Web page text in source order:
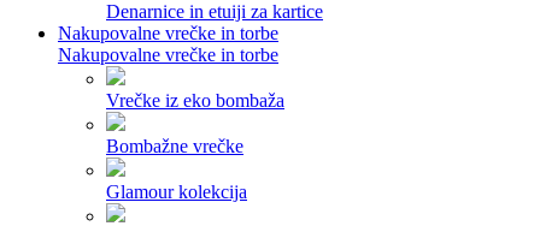
Denarnice in etuiji za kartice
Nakupovalne vrečke in torbe
Nakupovalne vrečke in torbe
Vrečke iz eko bombaža
Bombažne vrečke
Glamour kolekcija